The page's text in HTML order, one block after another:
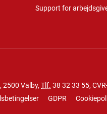
Support for
2500 Valby, Tlf. 38 32 33 55,
GDPR